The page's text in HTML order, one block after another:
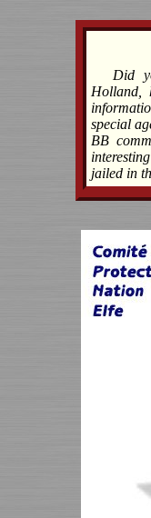
Did
Holland,
special
BB
jailed in